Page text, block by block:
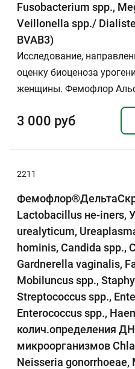
Fusobacterium spp.,
Veillonella spp./
BVAB3)
Исследование,
оценку биоценоза
женщины. Фемофлор
3 000 руб
2211
Lactobacillus не-iners,
urealyticum,
hominis, Candida spp.,
Gardnerella vaginalis,
Mobiluncus spp.,
Streptococcus spp.,
Enterococcus spp.,
колич.определения
микроорганизмов
Neisseria